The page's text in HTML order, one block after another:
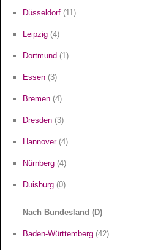
Düsseldorf (11)
Leipzig (4)
Dortmund (1)
Essen (3)
Bremen (4)
Dresden (3)
Hannover(4)
Nürnberg (4)
Duisburg (0)
Nach Bundesland (D)
Baden-Württemberg (42)